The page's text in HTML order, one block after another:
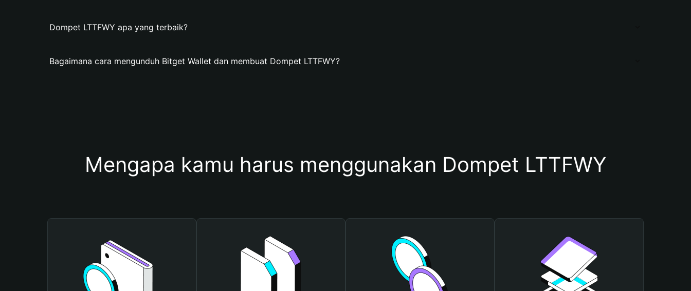
Dompet LTTFWY apa yang terbaik?
Bagaimana cara mengunduh Bitget Wallet dan membuat Dompet LTTFWY?
Mengapa kamu harus menggunakan Dompet LTTFWY